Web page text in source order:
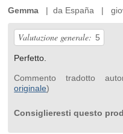
Gemma | da España |
Valutazione generale: 5
Perfetto.
Commento tradotto
originale)
Consiglieresti questo